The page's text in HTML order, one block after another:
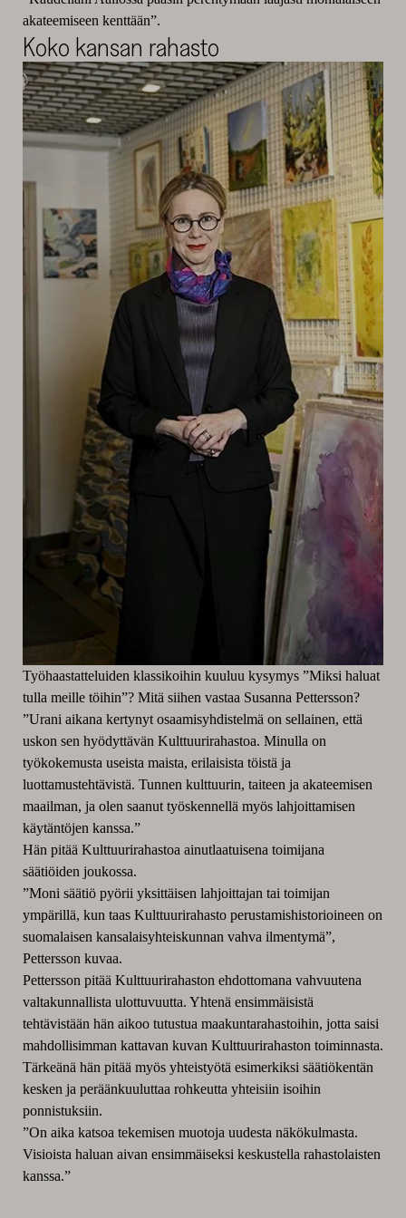
akateemiseen kenttään”.
Koko kansan rahasto
Työhaastatteluiden klassikoihin kuuluu kysymys ”Miksi haluat
tulla meille töihin”? Mitä siihen vastaa Susanna Pettersson?
”Urani aikana kertynyt osaamisyhdistelmä on sellainen, että
uskon sen hyödyttävän Kulttuurirahastoa. Minulla on
työkokemusta useista maista, erilaisista töistä ja
luottamustehtävistä. Tunnen kulttuurin, taiteen ja akateemisen
maailman, ja olen saanut työskennellä myös lahjoittamisen
käytäntöjen kanssa.”
Hän pitää Kulttuurirahastoa ainutlaatuisena toimijana
säätiöiden joukossa.
”Moni säätiö pyörii yksittäisen lahjoittajan tai toimijan
ympärillä, kun taas Kulttuurirahasto perustamishistorioineen on
suomalaisen kansalaisyhteiskunnan vahva ilmentymä”,
Pettersson kuvaa.
Pettersson pitää Kulttuurirahaston ehdottomana vahvuutena
valtakunnallista ulottuvuutta. Yhtenä ensimmäisistä
tehtävistään hän aikoo tutustua maakuntarahastoihin, jotta saisi
mahdollisimman kattavan kuvan Kulttuurirahaston toiminnasta.
Tärkeänä hän pitää myös yhteistyötä esimerkiksi säätiökentän
kesken ja peräänkuuluttaa rohkeutta yhteisiin isoihin
ponnistuksiin.
”On aika katsoa tekemisen muotoja uudesta näkökulmasta.
Visioista haluan aivan ensimmäiseksi keskustella rahastolaisten
kanssa.”